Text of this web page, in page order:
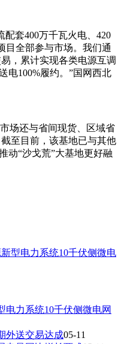
套400万千瓦火电、420
目全部参与市场。我们通
，累计实现各类电源互调
电100%履约。”国网西北
场还与省间现货、区域省
至目前，该基地已与其他
动“沙戈荒”大基地更好融
型电力系统10千伏侧微电
电力系统10千伏侧微电网
外送交易达成05-11